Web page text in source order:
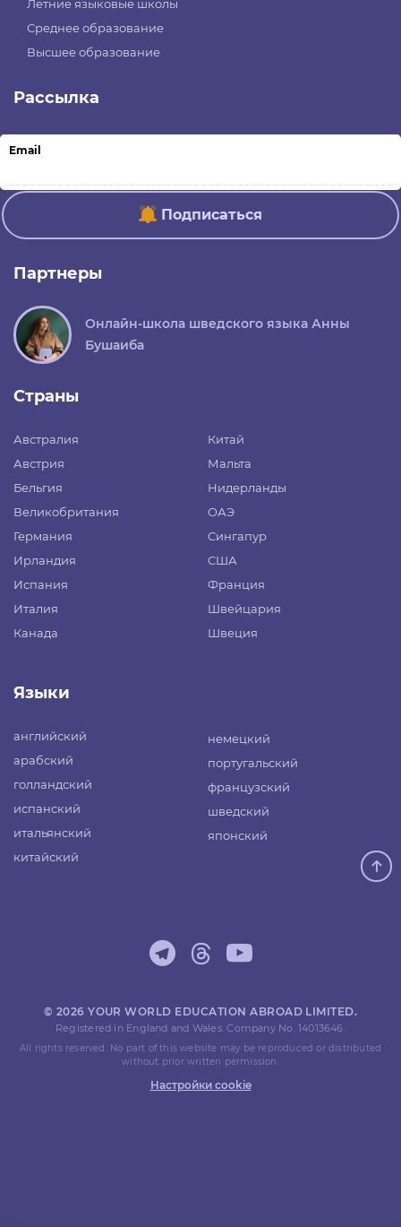
Летние языковые школы
Среднее образование
Высшее образование
Рассылка
Email
Подписаться
Партнеры
Онлайн-школа шведского языка Анны
Бушаиба
Страны
Австралия
Австрия
Бельгия
Великобритания
Германия
Ирландия
Испания
Италия
Канада
Китай
Мальта
Нидерланды
ОАЭ
Сингапур
США
Франция
Швейцария
Швеция
Языки
английский
арабский
голландский
испанский
итальянский
китайский
немецкий
португальский
французский
шведский
японский
© 2026 YOUR WORLD EDUCATION ABROAD LIMITED.
Registered in England and Wales. Company No. 14013646.
All rights reserved. No part of this website may be reproduced or distributed
without prior written permission.
Настройки cookie